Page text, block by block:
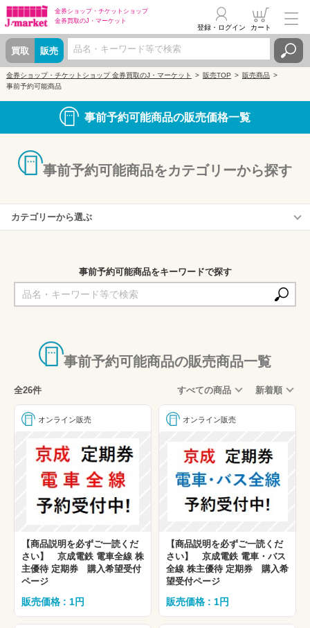
金券ショップ・ チケットショップ
金券買取のJ・マーケット
買取 販売
登録・ログイン カート
金券ショップ・チケットショップ 金券買取のJ・マーケット 販売TOP
販売商品
事前予約可能商品
事前予約可能商品の販売価格一覧
事前予約可能商品をカテゴリーから探す
カテゴリーから選ぶ
絵柄付(イラスト入り)年賀はがき
事前予約可能商品をキーワードで探す
事前予約可能商品の販売商品一覧
全26件 すべての商品 新着順
オンライン販売
【商品説明を必ずご一読くだ
さい】 京成電鉄 電車全線 株
主優待 定期券 購入希望受付
ページ
販売価格 : 1円
オンライン販売
【商品説明を必ずご一読くだ
さい】 京成電鉄 電車・バス
全線 株主優待 定期券 購入希
望受付ページ
販売価格 : 1円